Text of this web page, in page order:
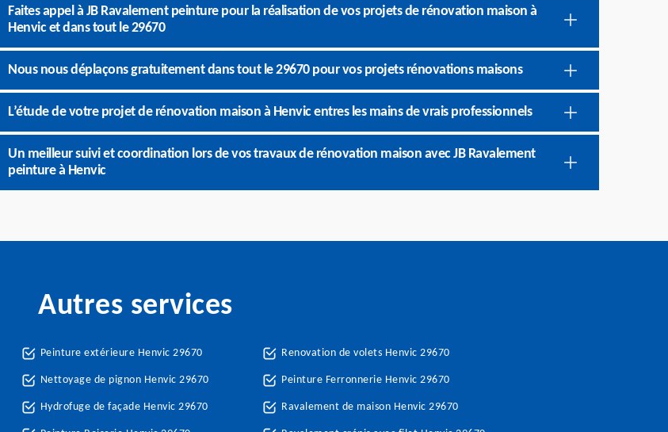
Faites appel à JB Ravalement peinture pour la réalisation de vos projets de rénovation maison à
Henvic et dans tout le 29670
Nous nous déplaçons gratuitement dans tout le 29670 pour vos projets rénovations maisons
L’étude de votre projet de rénovation maison à Henvic entres les mains de vrais professionnels
Un meilleur suivi et coordination lors de vos travaux de rénovation maison avec JB Ravalement
peinture à Henvic
Autres services
Peinture extérieure Henvic 29670
Nettoyage de pignon Henvic 29670
Hydrofuge de façade Henvic 29670
Renovation de volets Henvic 29670
Peinture Ferronnerie Henvic 29670
Ravalement de maison Henvic 29670